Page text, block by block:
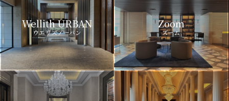
Wellith URBAN
ウエリスアーバン
Zoom
ズーム